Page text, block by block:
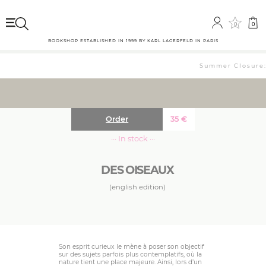
0 0
BOOKSHOP ESTABLISHED IN 1999 BY KARL LAGERFELD IN PARIS
Summer
DES OISEAUX
(english edition)
35 €
Order
··· In stock ···
Son esprit curieux le mène à poser son objectif
sur des sujets parfois plus contemplatifs, où la
nature tient une place majeure. Ainsi, lors d’un